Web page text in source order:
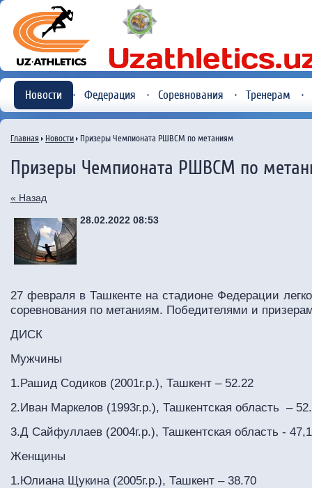
Новости Федерация Соревнования Тренерам
Главная Новости Призеры Чемпионата РШВСМ по метаниям
Призеры Чемпионата РШВСМ по
« Назад
28.02.2022 08:53
27 февраля в Ташкенте на стадионе Федерации
соревнования по метаниям. Победителями и
ДИСК
Мужчины
1.Рашид Содиков (2001г.р.), Ташкент – 52.22
2.Иван Маркелов (1993г.р.), Ташкентская область –
3.Д Сайфуллаев (2004г.р.), Ташкентская область -
Женщины
1.Юлиана Щукина (2005г.р.), Ташкент – 38.70